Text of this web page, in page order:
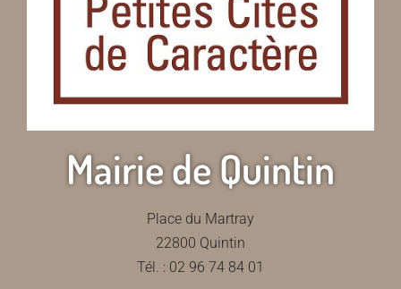
Mairie de Quintin
Place du Martray
22800 Quintin
Tél. : 02 96 74 84 01